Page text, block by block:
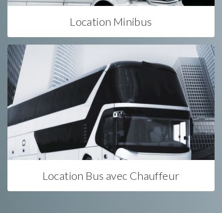
Location Minibus
Location Bus avec Chauffeur